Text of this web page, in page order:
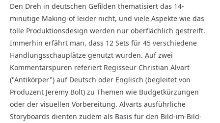
Den Dreh in deutschen Gefilden thematisiert das 14-
minütige Making-of leider nicht, und viele Aspekte wie das
tolle Produktionsdesign werden nur oberflächlich gestreift.
Immerhin erfährt man, dass 12 Sets für 45 verschiedene
Handlungsschauplätze genutzt wurden. Auf zwei
Kommentarspuren referiert Regisseur Christian Alvart
("Antikörper") auf Deutsch oder Englisch (begleitet von
Produzent Jeremy Bolt) zu Themen wie Budget­kürzungen
oder der visuellen Vorbereitung. Alvarts ausführliche
Storyboards dienten zudem als Basis für den Bild-im-Bild-